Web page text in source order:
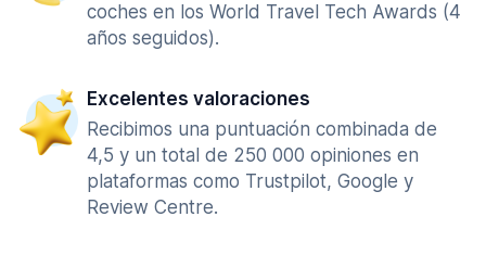
coches en los World Travel Tech Awards (4
años seguidos).
Excelentes valoraciones
Recibimos una puntuación combinada de
4,5 y un total de 250 000 opiniones en
plataformas como Trustpilot, Google y
Review Centre.